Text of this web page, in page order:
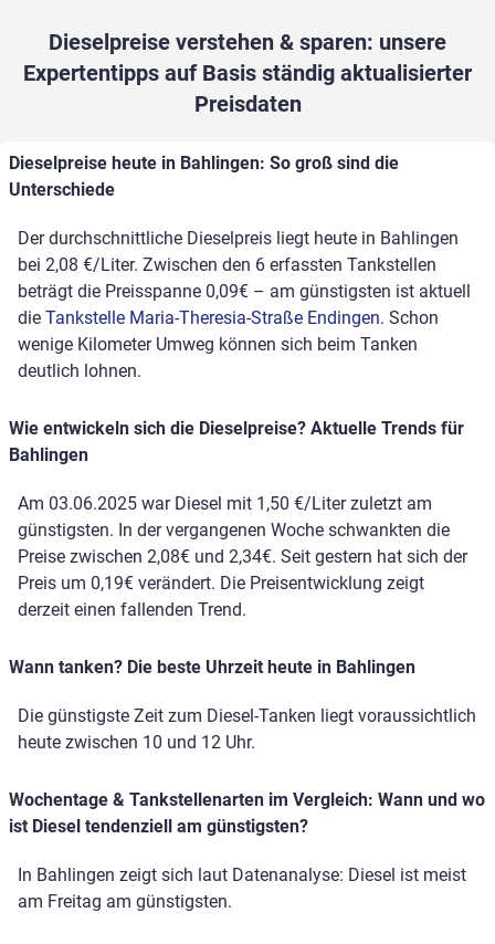
Dieselpreise verstehen & sparen: unsere
Expertentipps auf Basis ständig aktualisierter
Preisdaten
Dieselpreise heute in Bahlingen: So groß sind die
Unterschiede
Der durchschnittliche Dieselpreis liegt heute in Bahlingen
bei 2,08 €/Liter. Zwischen den 6 erfassten Tankstellen
beträgt die Preisspanne 0,09€ – am günstigsten ist aktuell
die Tankstelle Maria-Theresia-Straße Endingen. Schon
wenige Kilometer Umweg können sich beim Tanken
deutlich lohnen.
Wie entwickeln sich die Dieselpreise? Aktuelle Trends für
Bahlingen
Am 03.06.2025 war Diesel mit 1,50 €/Liter zuletzt am
günstigsten. In der vergangenen Woche schwankten die
Preise zwischen 2,08€ und 2,34€. Seit gestern hat sich der
Preis um 0,19€ verändert. Die Preisentwicklung zeigt
derzeit einen fallenden Trend.
Wann tanken? Die beste Uhrzeit heute in Bahlingen
Die günstigste Zeit zum Diesel-Tanken liegt voraussichtlich
heute zwischen 10 und 12 Uhr.
Wochentage & Tankstellenarten im Vergleich: Wann und wo
ist Diesel tendenziell am günstigsten?
In Bahlingen zeigt sich laut Datenanalyse: Diesel ist meist
am Freitag am günstigsten.